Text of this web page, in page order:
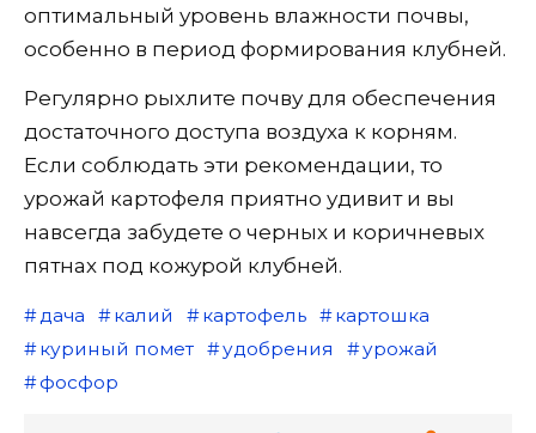
оптимальный уровень влажности почвы,
особенно в период формирования клубней.
Регулярно рыхлите почву для обеспечения
достаточного доступа воздуха к корням.
Если соблюдать эти рекомендации, то
урожай картофеля приятно удивит и вы
навсегда забудете о черных и коричневых
пятнах под кожурой клубней.
дача калий картофель
картошка
куриный помет
удобрения
урожай
фосфор